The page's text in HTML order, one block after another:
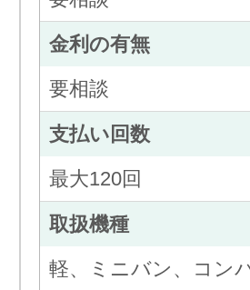
金利の有無
要相談
支払い回数
最大120回
取扱機種
軽、ミニバン、コン